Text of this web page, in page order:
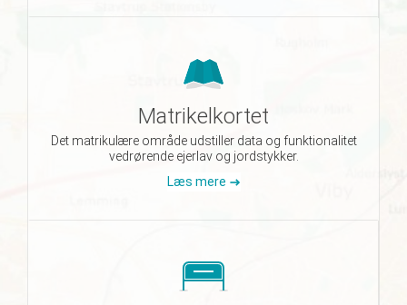
Matrikelkortet
Det matrikulære område udstiller data og funktionalitet
vedrørende ejerlav og jordstykker.
Læs mere